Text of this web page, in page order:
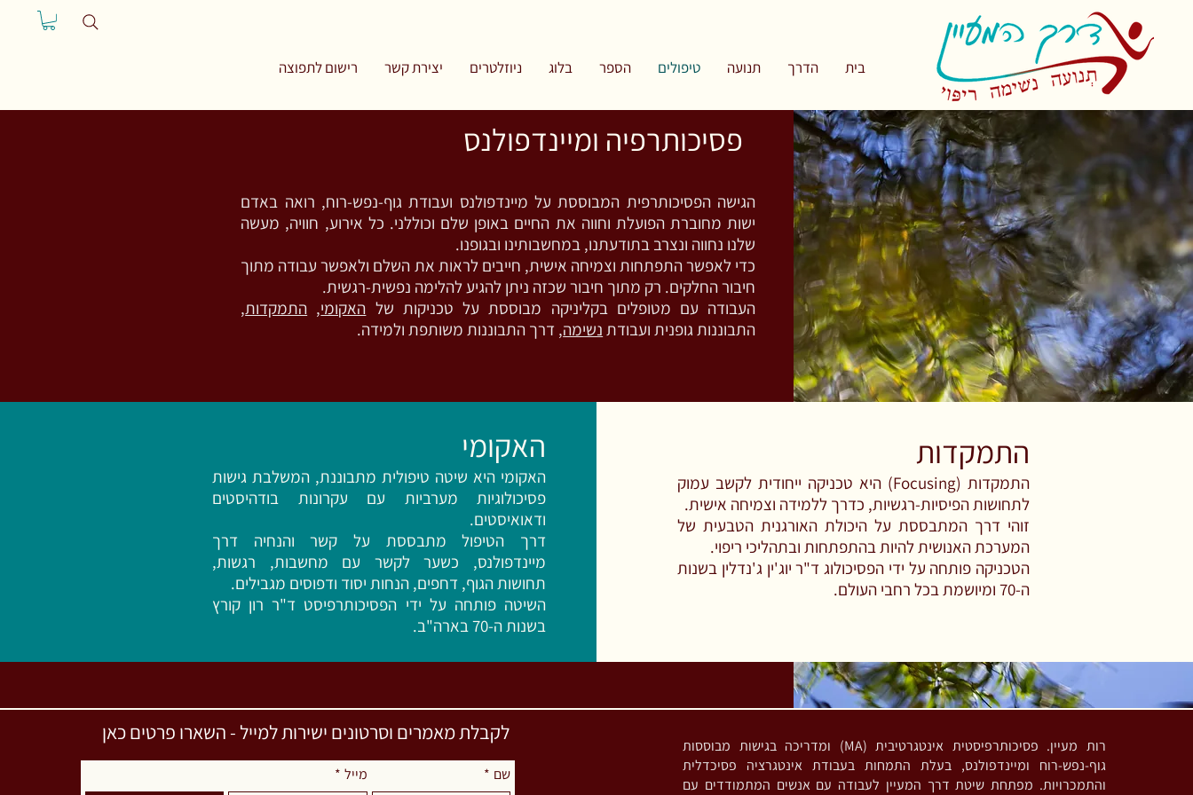
בית הדרך תנועה טיפולים הספר בלוג ניוזלטרים יצירת קשר רישום לתפוצה
פסיכותרפיה ומיינדפולנס
הגישה הפסיכותרפית המבוססת על מיינדפולנס ועבודת גוף-נפש-רוח, רואה באדם
ישות מחוברת הפועלת וחווה את החיים באופן שלם וכוללני. כל אירוע, חוויה, מעשה
שלנו נחווה ונצרב בתודעתנו, במחשבותינו ובגופנו.
כדי לאפשר התפתחות וצמיחה אישית, חייבים לראות את השלם ולאפשר עבודה מתוך
חיבור החלקים. רק מתוך חיבור שכזה ניתן להגיע להלימה נפשית-רגשית.
העבודה עם מטופלים בקליניקה מבוססת על טכניקות של האקומי, התמקדות,
התבוננות גופנית ועבודת נשימה, דרך התבוננות משותפת ולמידה.
האקומי
האקומי היא שיטה טיפולית מתבוננת, המשלבת גישות
פסיכולוגיות מערביות עם עקרונות בודהיסטים
ודאואיסטים.
דרך הטיפול מתבססת על קשר והנחיה דרך
מיינדפולנס, כשער לקשר עם מחשבות, רגשות,
תחושות הגוף, דחפים, הנחות יסוד ודפוסים מגבילים.
השיטה פותחה על ידי הפסיכותרפיסט ד"ר רון קורץ
בשנות ה-70 בארה"ב.
התמקדות
התמקדות (Focusing) היא טכניקה ייחודית לקשב עמוק
לתחושות הפיסיות-רגשיות, כדרך ללמידה וצמיחה אישית.
זוהי דרך המתבססת על היכולת האורגנית הטבעית של
המערכת האנושית להיות בהתפתחות ובתהליכי ריפוי.
הטכניקה פותחה על ידי הפסיכולוג ד"ר יוג'ין ג'נדלין בשנות
ה-70 ומיושמת בכל רחבי העולם.
לקבלת מאמרים וסרטונים ישירות למייל - השארו פרטים כאן
שם * מייל *
רות מעיין. פסיכותרפיסטית אינטגרטיבית (MA) ומדריכה בגישות מבוססות
גוף-נפש-רוח ומיינדפולנס, בעלת התמחות בעבודת אינטגרציה פסיכדלית
והתמכרויות. מפתחת שיטת דרך המעיין לעבודה עם אנשים המתמודדים עם